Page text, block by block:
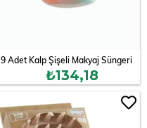
9 Adet Kalp Şişeli Makyaj Süngeri
₺134,18